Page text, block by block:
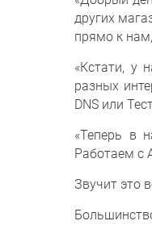
других
прямо к
«Кстати, у
разных
DNS или
«Теперь в
Работаем с
Звучит это